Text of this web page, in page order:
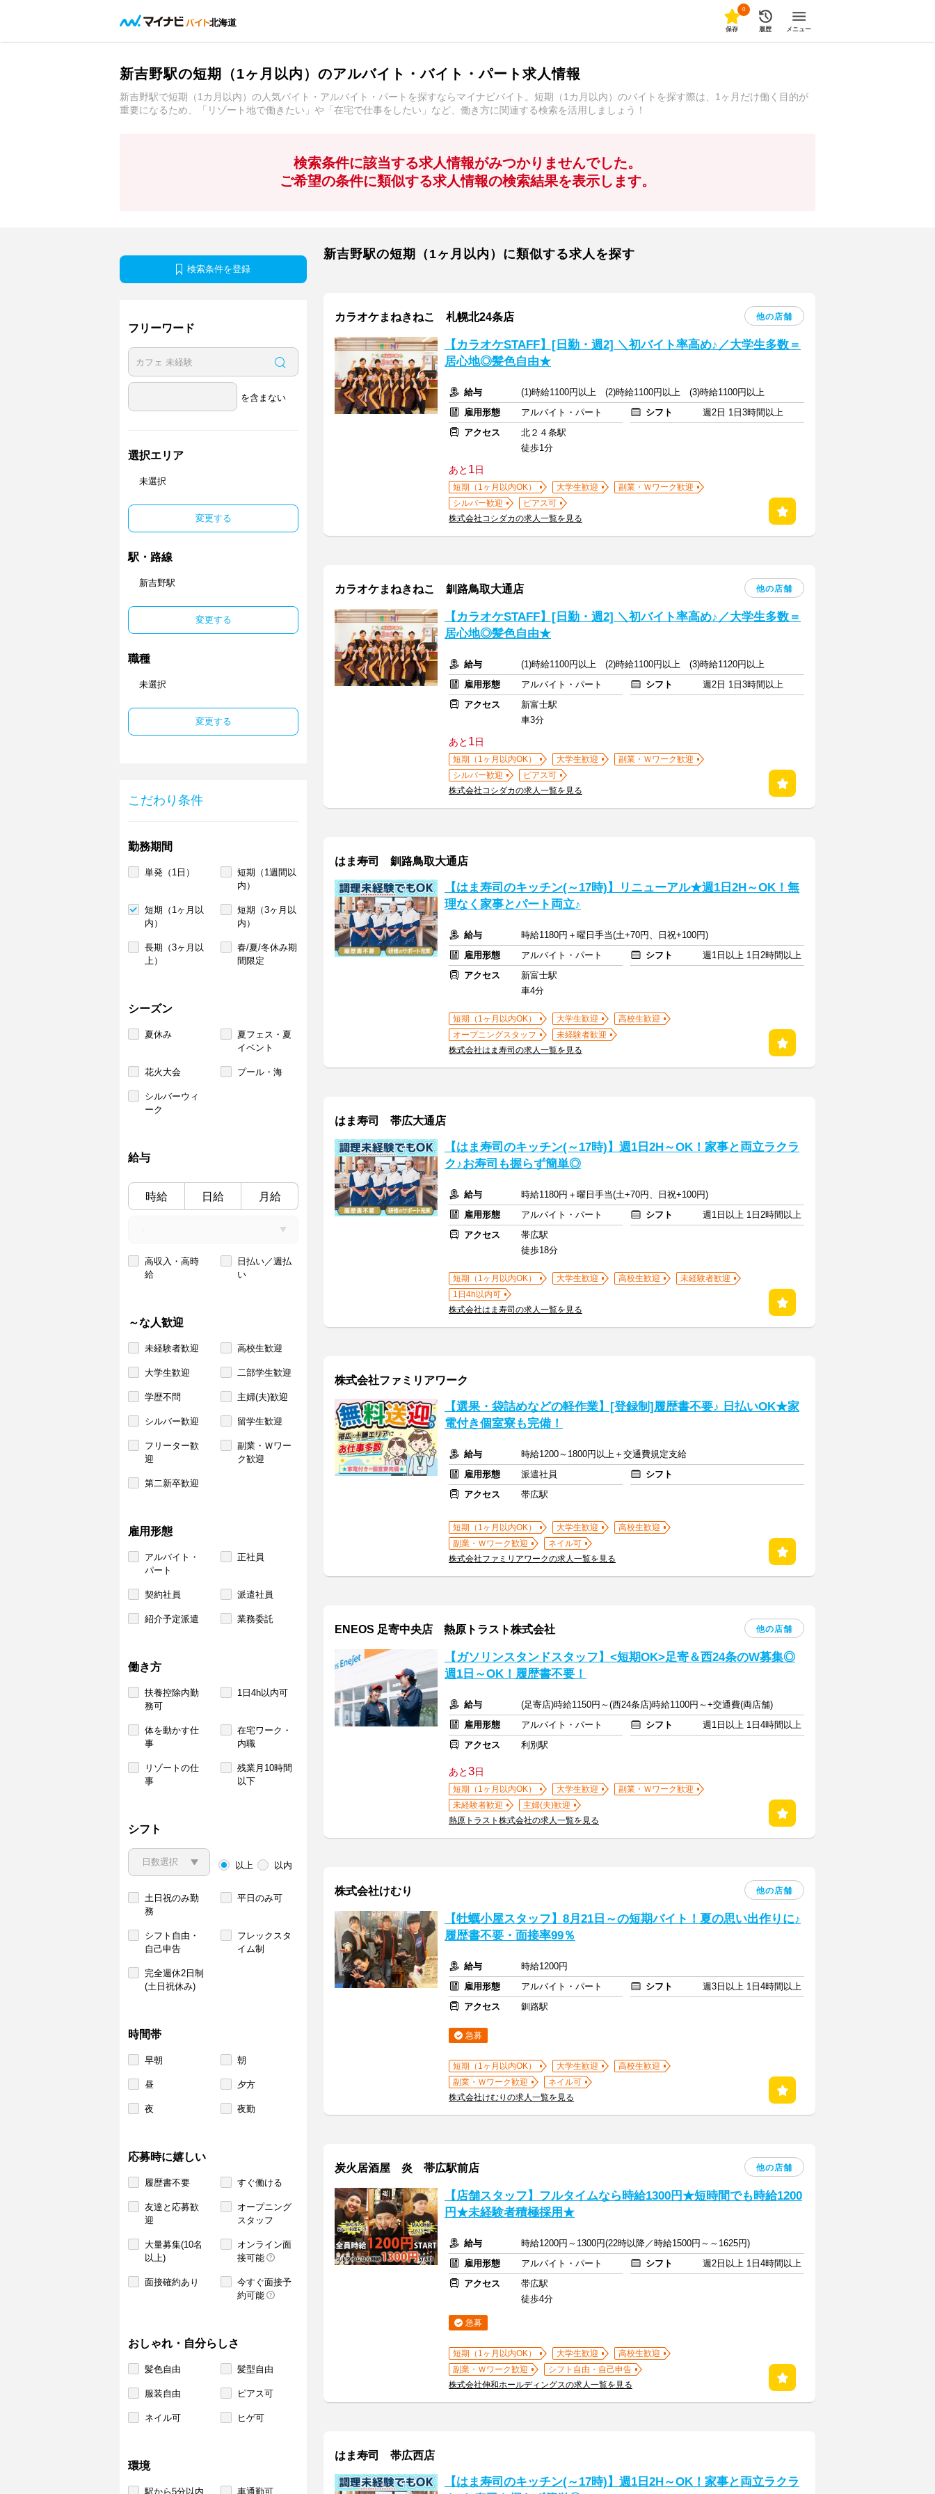
北海道
0
保存 履歴 メニュー
新吉野駅の短期（1ヶ月以内）のアルバイト・バイト・パート求人情報
新吉野駅で短期（1カ月以内）の人気バイト・アルバイト・パートを探すならマイナビバイト。短期（1カ月以内）のバイトを探す際は、1ヶ月だけ働く目的が
重要になるため、「リゾート地で働きたい」や「在宅で仕事をしたい」など、働き方に関連する検索を活用しましょう！
検索条件に該当する求人情報がみつかりませんでした。
ご希望の条件に類似する求人情報の検索結果を表示します。
検索条件を登録
フリーワード
を含まない
選択エリア
未選択
変更する
駅・路線
新吉野駅
変更する
職種
未選択
変更する
こだわり条件
勤務期間
単発（1日）
短期（1週間以
内）
短期（1ヶ月以
内）
短期（3ヶ月以
内）
長期（3ヶ月以
上）
春/夏/冬休み期
間限定
シーズン
夏休み
夏フェス・夏
イベント
花火大会 プール・海
シルバーウィ
ーク
給与
時給 日給 月給
高収入・高時
給
日払い／週払
い
～な人歓迎
未経験者歓迎 高校生歓迎
大学生歓迎 二部学生歓迎
学歴不問 主婦(夫)歓迎
シルバー歓迎 留学生歓迎
フリーター歓
迎
副業・Ｗワー
ク歓迎
第二新卒歓迎
雇用形態
アルバイト・
パート
正社員
契約社員 派遣社員
紹介予定派遣 業務委託
働き方
扶養控除内勤
務可
1日4h以内可
体を動かす仕
事
在宅ワーク・
内職
リゾートの仕
事
残業月10時間
以下
シフト
以上 以内
土日祝のみ勤
務
平日のみ可
シフト自由・
自己申告
フレックスタ
イム制
完全週休2日制
(土日祝休み)
時間帯
早朝 朝
昼 夕方
夜 夜勤
応募時に嬉しい
履歴書不要 すぐ働ける
友達と応募歓
迎
オープニング
スタッフ
大量募集(10名
以上)
オンライン面
接可能
面接確約あり
今すぐ面接予
約可能
おしゃれ・自分らしさ
髪色自由 髪型自由
服装自由 ピアス可
ネイル可 ヒゲ可
環境
駅から5分以内 車通勤可
新吉野駅の短期（1ヶ月以内）に類似する求人を探す
カラオケまねきねこ 札幌北24条店 他の店舗
【カラオケSTAFF】[日勤・週2] ＼初バイト率高め♪／大学生多数＝
居心地◎髪色自由★
給与
(1)時給1100円以上 (2)時給1100円以上 (3)時給1100円以上
雇用形態
アルバイト・パート シフト
週2日 1日3時間以上
アクセス
北２４条駅
徒歩1分
あと 1日
短期（1ヶ月以内OK） 大学生歓迎
副業・Ｗワーク歓迎
シルバー歓迎
ピアス可
株式会社コシダカの求人一覧を見る
カラオケまねきねこ 釧路鳥取大通店 他の店舗
【カラオケSTAFF】[日勤・週2] ＼初バイト率高め♪／大学生多数＝
居心地◎髪色自由★
給与
(1)時給1100円以上 (2)時給1100円以上 (3)時給1120円以上
雇用形態
アルバイト・パート シフト
週2日 1日3時間以上
アクセス
新富士駅
車3分
あと 1日
短期（1ヶ月以内OK） 大学生歓迎
副業・Ｗワーク歓迎
シルバー歓迎
ピアス可
株式会社コシダカの求人一覧を見る
はま寿司 釧路鳥取大通店
【はま寿司のキッチン(～17時)】リニューアル★週1日2H～OK！無
理なく家事とパート両立♪
給与
時給1180円＋曜日手当(土+70円、日祝+100円)
雇用形態
アルバイト・パート シフト
週1日以上 1日2時間以上
アクセス
新富士駅
車4分
短期（1ヶ月以内OK） 大学生歓迎
高校生歓迎
オープニングスタッフ
未経験者歓迎
株式会社はま寿司の求人一覧を見る
はま寿司 帯広大通店
【はま寿司のキッチン(～17時)】週1日2H～OK！家事と両立ラクラ
ク♪お寿司も握らず簡単◎
給与
時給1180円＋曜日手当(土+70円、日祝+100円)
雇用形態
アルバイト・パート シフト
週1日以上 1日2時間以上
アクセス
帯広駅
徒歩18分
短期（1ヶ月以内OK） 大学生歓迎 高校生歓迎
未経験者歓迎
1日4h以内可
株式会社はま寿司の求人一覧を見る
株式会社ファミリアワーク
【選果・袋詰めなどの軽作業】[登録制]履歴書不要♪ 日払いOK★家
電付き個室寮も完備！
給与
時給1200～1800円以上＋交通費規定支給
雇用形態
派遣社員
シフト
アクセス
帯広駅
短期（1ヶ月以内OK） 大学生歓迎
高校生歓迎
副業・Ｗワーク歓迎
ネイル可
株式会社ファミリアワークの求人一覧を見る
ENEOS 足寄中央店 熱原トラスト株式会社 他の店舗
【ガソリンスタンドスタッフ】<短期OK>足寄＆西24条のW募集◎
週1日～OK！履歴書不要！
給与
(足寄店)時給1150円～(西24条店)時給1100円～+交通費(両店舗)
雇用形態
アルバイト・パート シフト
週1日以上 1日4時間以上
アクセス
利別駅
あと3日
短期（1ヶ月以内OK） 大学生歓迎
副業・Ｗワーク歓迎
未経験者歓迎
主婦(夫)歓迎
熱原トラスト株式会社の求人一覧を見る
株式会社けむり 他の店舗
【牡蠣小屋スタッフ】8月21日～の短期バイト！夏の思い出作りに♪
履歴書不要・面接率99％
給与
時給1200円
雇用形態
アルバイト・パート シフト
週3日以上 1日4時間以上
アクセス
釧路駅
急募
短期（1ヶ月以内OK） 大学生歓迎
高校生歓迎
副業・Ｗワーク歓迎
ネイル可
株式会社けむりの求人一覧を見る
炭火居酒屋 炎 帯広駅前店 他の店舗
【店舗スタッフ】フルタイムなら時給1300円★短時間でも時給1200
円★未経験者積極採用★
給与
時給1200円～1300円(22時以降／時給1500円～～1625円)
雇用形態
アルバイト・パート シフト
週2日以上 1日4時間以上
アクセス
帯広駅
徒歩4分
急募
短期（1ヶ月以内OK） 大学生歓迎
高校生歓迎
副業・Ｗワーク歓迎
シフト自由・自己申告
株式会社伸和ホールディングスの求人一覧を見る
はま寿司 帯広西店
【はま寿司のキッチン(～17時)】週1日2H～OK！家事と両立ラクラ